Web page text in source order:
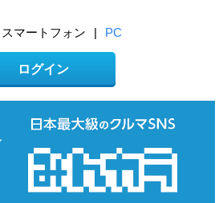
スマートフォン | PC
ログイン